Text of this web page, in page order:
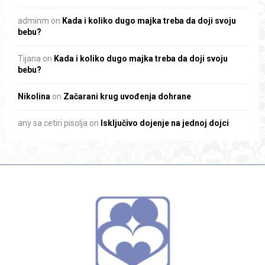
adminm on Kada i koliko dugo majka treba da doji svoju
bebu?
Tijana on Kada i koliko dugo majka treba da doji svoju
bebu?
Nikolina on Začarani krug uvođenja dohrane
any sa cetiri pisolja on Isključivo dojenje na jednoj dojci